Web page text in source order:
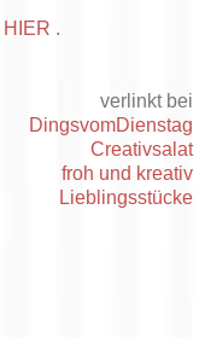
HIER .
verlinkt bei
DingsvomDienstag
Creativsalat
froh und kreativ
Lieblingsstücke